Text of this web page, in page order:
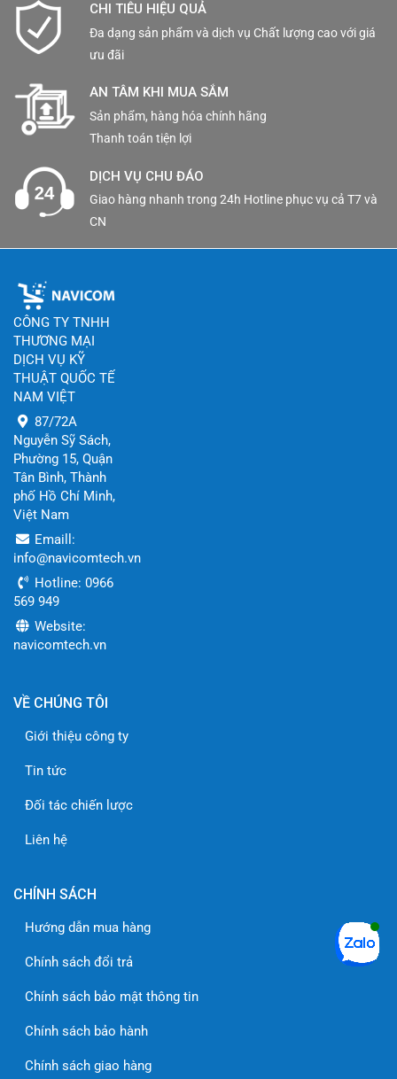
CHI TIÊU HIỆU QUẢ
Đa dạng sản phẩm và dịch vụ Chất lượng cao với giá
ưu đãi
AN TÂM KHI MUA SẮM
Sản phẩm, hàng hóa chính hãng
Thanh toán tiện lợi
DỊCH VỤ CHU ĐÁO
Giao hàng nhanh trong 24h Hotline phục vụ cả T7 và
CN
CÔNG TY TNHH
THƯƠNG MẠI
DỊCH VỤ KỸ
THUẬT QUỐC TẾ
NAM VIỆT
87/72A
Nguyễn Sỹ Sách,
Phường 15, Quận
Tân Bình, Thành
phố Hồ Chí Minh,
Việt Nam
Emaill:
info@navicomtech.vn
Hotline: 0966
569 949
Website:
navicomtech.vn
VỀ CHÚNG TÔI
Giới thiệu công ty
Tin tức
Đối tác chiến lược
Liên hệ
CHÍNH SÁCH
Hướng dẫn mua hàng
Chính sách đổi trả
Chính sách bảo mật thông tin
Chính sách bảo hành
Chính sách giao hàng